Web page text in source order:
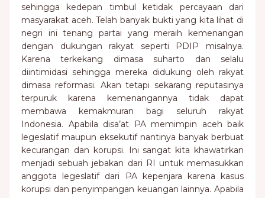
sehingga kedepan timbul ketidak percayaan dari
masyarakat aceh. Telah banyak bukti yang kita lihat di
negri ini tenang partai yang meraih kemenangan
dengan dukungan rakyat seperti PDIP misalnya.
Karena terkekang dimasa suharto dan selalu
diintimidasi sehingga mereka didukung oleh rakyat
dimasa reformasi. Akan tetapi sekarang reputasinya
terpuruk karena kemenangannya tidak dapat
membawa kemakmuran bagi seluruh rakyat
Indonesia. Apabila disa’at PA memimpin aceh baik
legeslatif maupun eksekutif nantinya banyak berbuat
kecurangan dan korupsi. Ini sangat kita khawatirkan
menjadi sebuah jebakan dari RI untuk memasukkan
anggota legeslatif dari PA kepenjara karena kasus
korupsi dan penyimpangan keuangan lainnya. Apabila